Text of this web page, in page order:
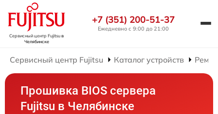
Сервисный центр Fujitsuв
Челябинске
+7 (351) 200-51-37
Ежедневно с 9:00 до 21:00
Сервисный центр Fujitsu Каталог устройств
Прошивка BIOS сервера
Fujitsu в Челябинске